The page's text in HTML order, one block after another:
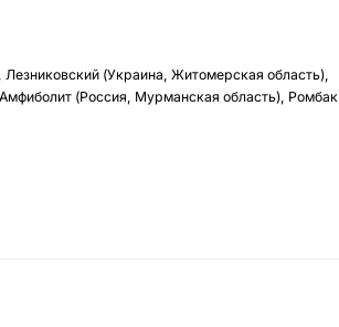
(Украина, Житомерская область),
(Россия, Мурманская область), Ромбак